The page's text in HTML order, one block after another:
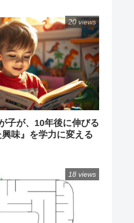
子が、10年後に伸びる
味』を学力に変える
20 views
18 views